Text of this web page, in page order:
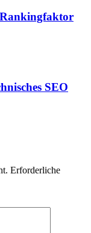
Rankingfaktor
SEO
Erforderliche